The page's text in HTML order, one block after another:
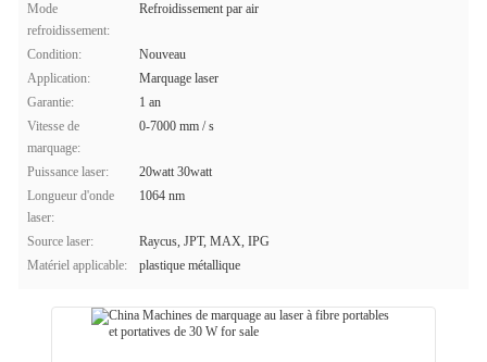
Mode
refroidissement:
Refroidissement par air
Condition:
Nouveau
Application:
Marquage laser
Garantie:
1 an
Vitesse de
marquage:
0-7000 mm / s
Puissance laser:
20watt 30watt
Longueur d'onde
laser:
1064 nm
Source laser:
Raycus, JPT, MAX, IPG
Matériel applicable:
plastique métallique